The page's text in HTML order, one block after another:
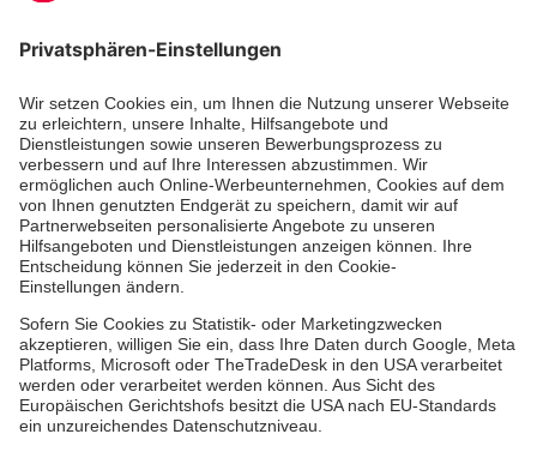
Zertifizierung der Johanniter-Unfall-Hilfe e.V.
Die Johanniter GmbH führt das Spendenzertifikat
des Deutschen Spendenrats e.V.